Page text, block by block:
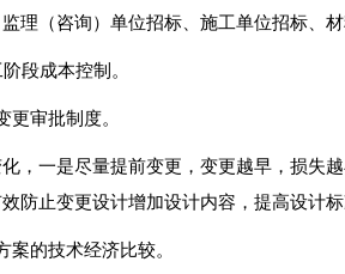
理（咨询）单位招标、施工单位招标、
段成本控制。
更审批制度。
，一是尽量提前变更，变更越早，损失
防止变更设计增加设计内容，提高设计标
案的技术经济比较。